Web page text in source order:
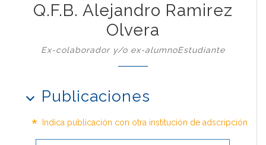
Q.F.B. Alejandro Ramirez
Olvera
Ex-colaborador y/o ex-alumnoEstudiante
Publicaciones
* Indica publicación con otra institución de adscripción